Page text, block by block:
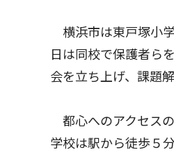
横浜市は東戸塚小
日は同校で保護者ら
会を立ち上げ、課題
都心へのアクセス
学校は駅から徒歩５